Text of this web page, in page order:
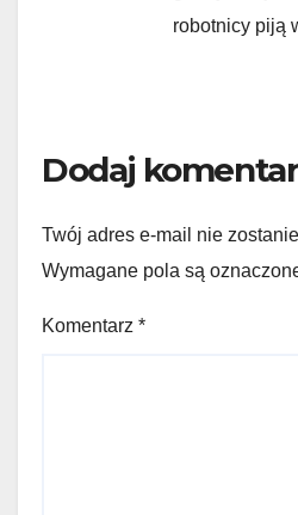
robotnicy piją
Dodaj
Twój adres e-mail nie
Wymagane pola są
Komentarz *